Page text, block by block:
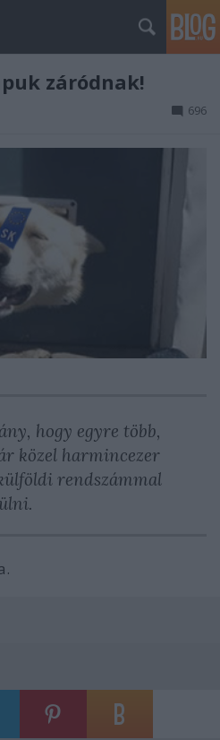
záródnak!
696
hogy egyre több,
közel harmincezer
rendszámmal